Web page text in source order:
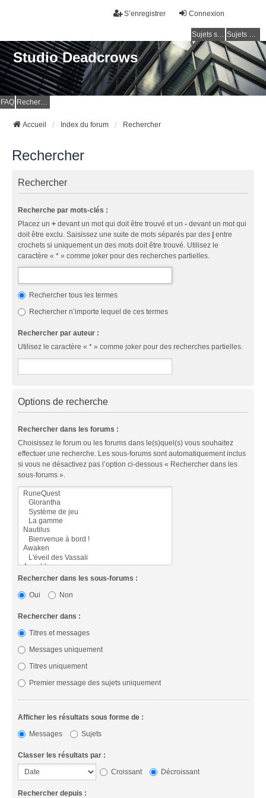
Connexion
S’enregistrer
Sujets sans réponse Sujets actifs
Studio Deadcrows
FAQ Rechercher
Accueil Index du forum Rechercher
Rechercher
Rechercher
Recherche par mots-clés :
Placez un + devant un mot qui doit être trouvé et un - devant un mot qui
doit être exclu. Saisissez une suite de mots séparés par des | entre
crochets si uniquement un des mots doit être trouvé. Utilisez le
caractère « * » comme joker pour des recherches partielles.
Rechercher tous les termes
Rechercher n’importe lequel de ces termes
Rechercher par auteur :
Utilisez le caractère « * » comme joker pour des recherches partielles.
Options de recherche
Rechercher dans les forums :
Choisissez le forum ou les forums dans le(s)quel(s) vous souhaitez
effectuer une recherche. Les sous-forums sont automatiquement inclus
si vous ne désactivez pas l’option ci-dessous « Rechercher dans les
sous-forums ».
Rechercher dans les sous-forums :
Oui
Non
Rechercher dans :
Titres et messages
Messages uniquement
Titres uniquement
Premier message des sujets uniquement
Afficher les résultats sous forme de :
Messages
Sujets
Classer les résultats par :
Croissant
Décroissant
Rechercher depuis :